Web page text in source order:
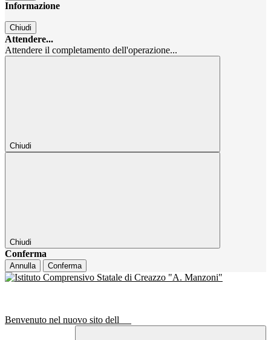
Informazione
Chiudi
Attendere...
Attendere il completamento dell'operazione...
Chiudi
Chiudi
Conferma
Annulla Conferma
Benvenuto nel nuovo sito dell